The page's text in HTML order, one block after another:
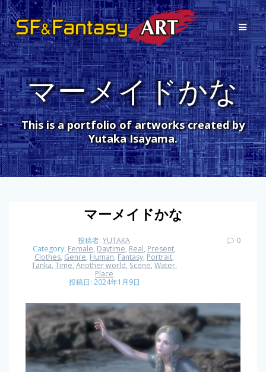
コ
ン
テ
ン
ツ
へ
ス
キ
ッ
プ
マーメイドかな
This is a portfolio of artworks created by
Yutaka Isayama.
マーメイドかな
投稿者: YUTAKA
Category: Female, Daytime, Real, Present,
Clothes, Genre, Human, Fantasy, Portrait,
Tanka,Time,Another world, Scene,Water,
Place
投稿日: 2024年1月9日
0